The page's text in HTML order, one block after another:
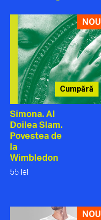
NOU
Cumpără
Simona. Al
Doilea Slam.
Povestea de
la
Wimbledon
55 lei
NOU